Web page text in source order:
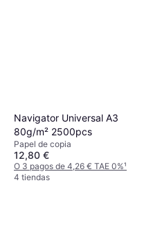
Navigator Universal A3
80g/m² 2500pcs
Papel de copia
12,80 €
O 3 pagos de 4,26 € TAE 0%¹
4 tiendas